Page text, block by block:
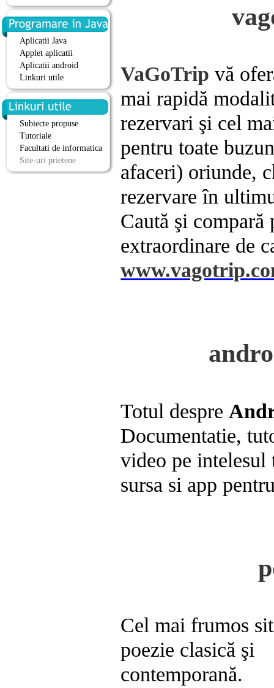
Aplicatii Java
Applet aplicatii
Aplicatii android
Linkuri utile
Subiecte propuse
Tutoriale
Facultati de informatica
Site-uri prietene
VaGoTrip vă
mai rapidă
rezervari şi cel
pentru toate
afaceri) oriunde,
rezervare în
Caută şi compară
extraordinare de
Totul despre
Documentatie,
video pe
sursa si app
Cel mai frumos
poezie clasică şi
contemporană.